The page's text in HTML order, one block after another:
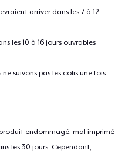
arriver dans les 7 à 12
les 10 à 16 jours ouvrables
suivons pas les colis une fois
endommagé, mal imprimé
les 30 jours. Cependant,